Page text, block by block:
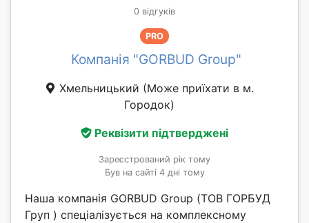
0 відгуків
PRO
Компанія "GORBUD Group"
Хмельницький (Може приїхати в м.
Городок)
Реквізити підтверджені
Зареєстрований рік тому
Був на сайті 4 дні тому
Наша компанія GORBUD Group (ТОВ ГОРБУД
Груп ) спеціалізується на комплексному